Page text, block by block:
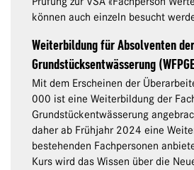
können auch einzeln besucht
Weiterbildung für Absolventen
Grundstücksentwässerung
Mit dem Erscheinen der
000 ist eine Weiterbildung der
Grundstückentwässerung
daher ab Frühjahr 2024 eine
bestehenden Fachpersonen
Kurs wird das Wissen über die